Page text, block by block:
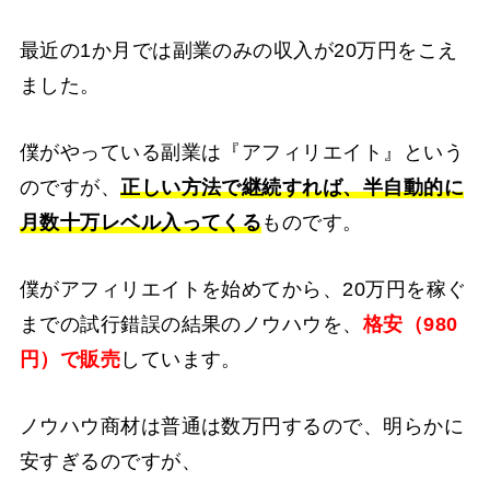
最近の1か月では副業のみの収入が20万円をこえ
ました。
僕がやっている副業は『アフィリエイト』という
のですが、正しい方法で継続すれば、半自動的に
月数十万レベル入ってくるものです。
僕がアフィリエイトを始めてから、20万円を稼ぐ
までの試行錯誤の結果のノウハウを、格安（980
円）で販売しています。
ノウハウ商材は普通は数万円するので、明らかに
安すぎるのですが、